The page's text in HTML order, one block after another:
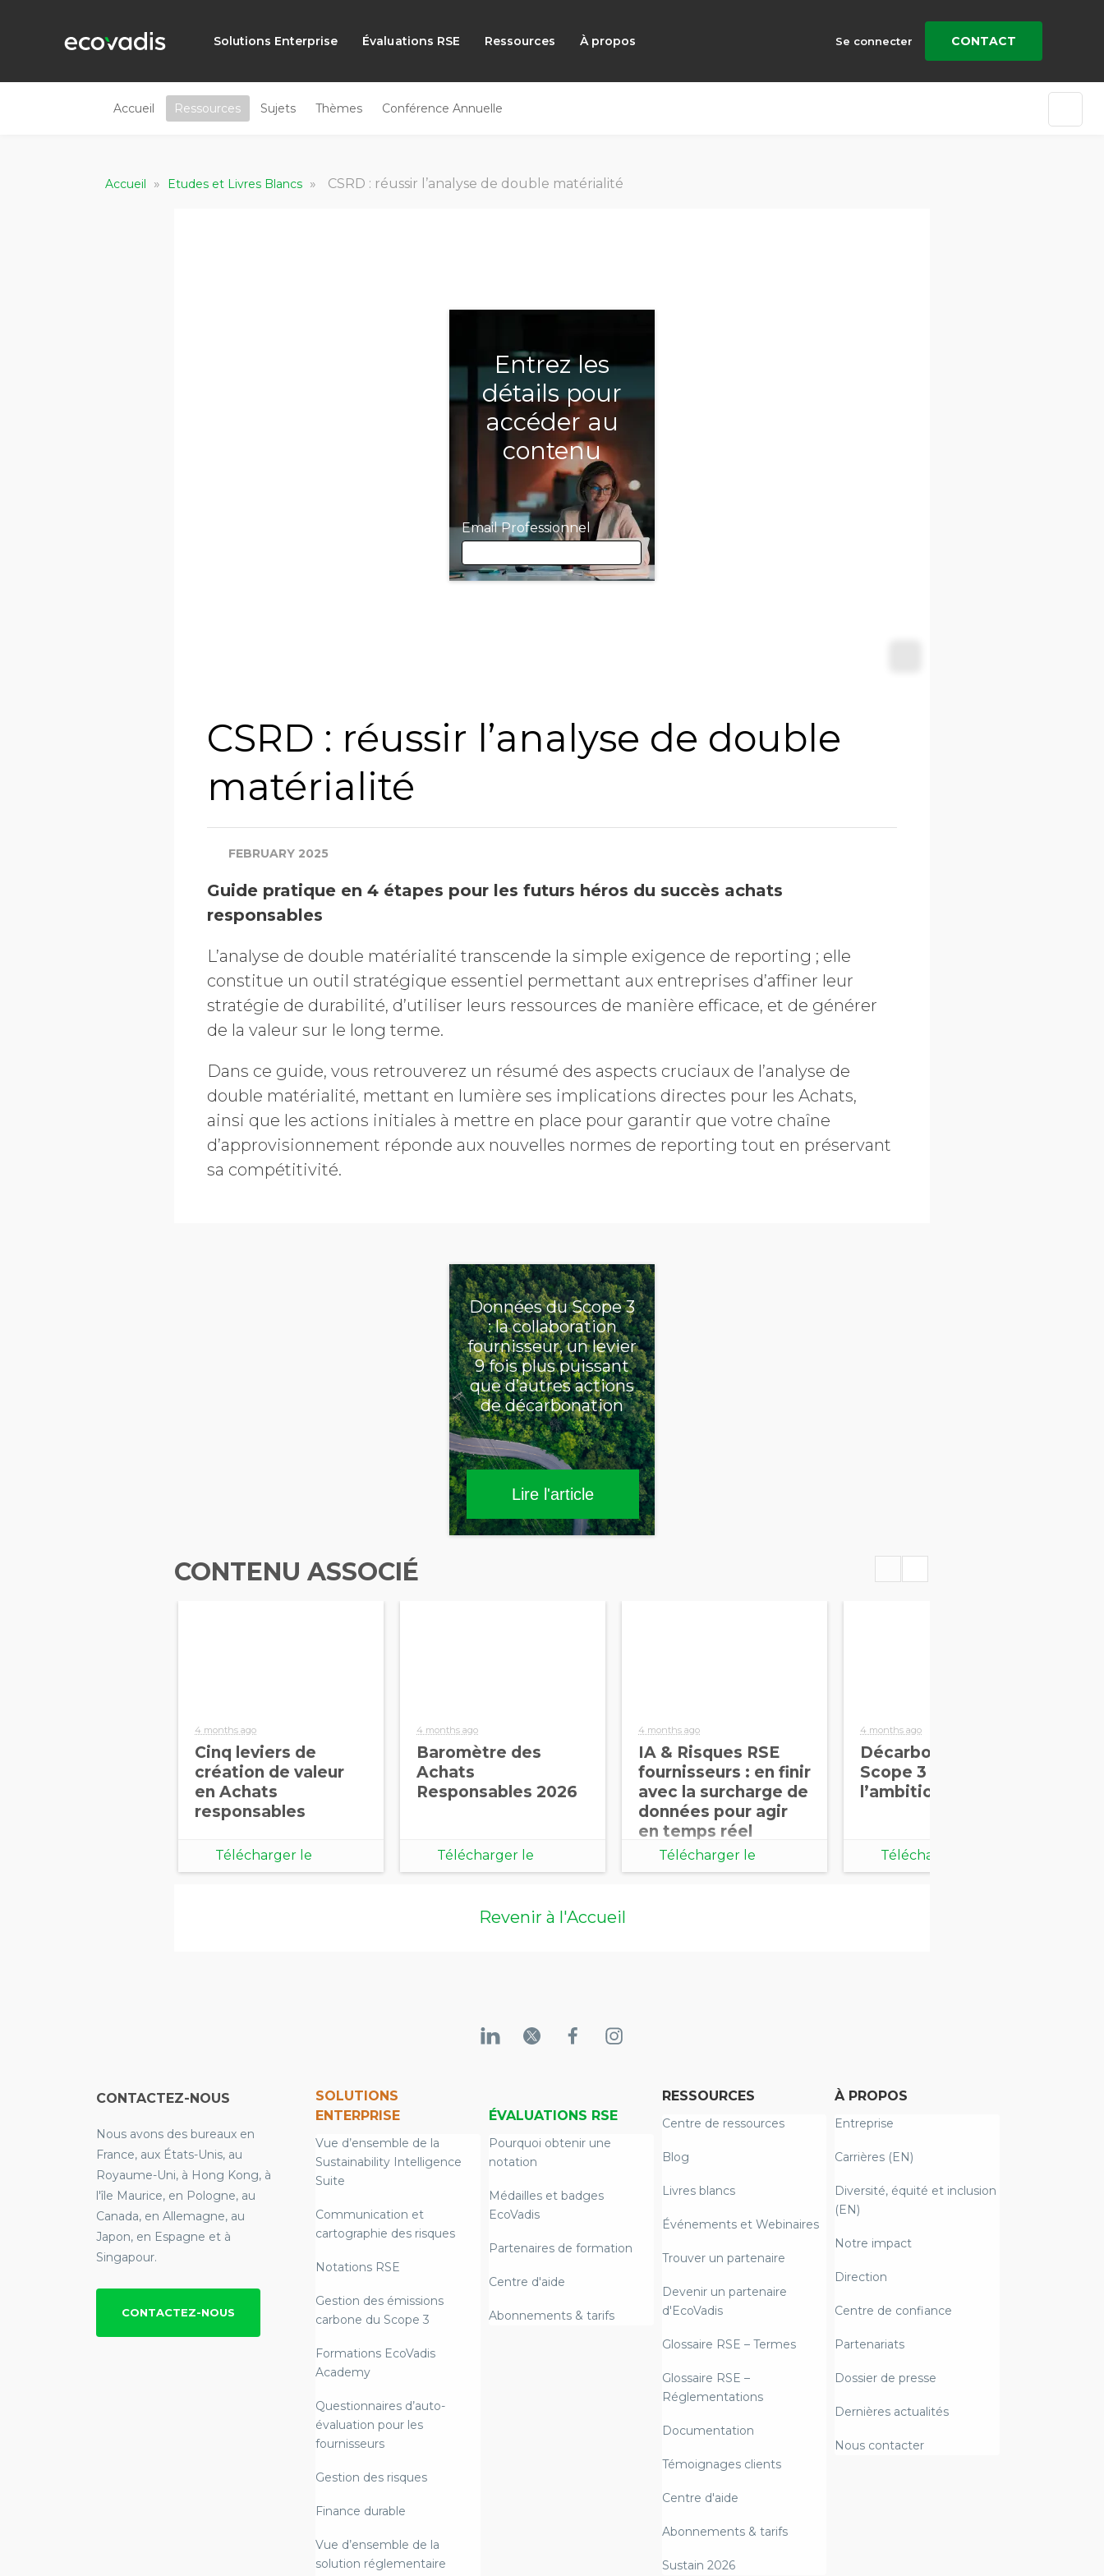
Solutions Enterprise Évaluations RSE Ressources À propos Se connecter CONTACT
Accueil Ressources Sujets Thèmes Conférence Annuelle
Accueil » Etudes et Livres Blancs » CSRD : réussir l’analyse de double matérialité
Entrez les
détails pour
accéder au
contenu
Email Professionnel
Chiffre d'affaires annuel
Profession
Refuser les
communications EcoVadis
CSRD : réussir l’analyse de double
matérialité
FEBRUARY 2025
Guide pratique en 4 étapes pour les futurs héros du succès achats
responsables
L’analyse de double matérialité transcende la simple exigence de reporting ; elle
constitue un outil stratégique essentiel permettant aux entreprises d’affiner leur
stratégie de durabilité, d’utiliser leurs ressources de manière efficace, et de générer
de la valeur sur le long terme.
Dans ce guide, vous retrouverez un résumé des aspects cruciaux de l’analyse de
double matérialité, mettant en lumière ses implications directes pour les Achats,
ainsi que les actions initiales à mettre en place pour garantir que votre chaîne
d’approvisionnement réponde aux nouvelles normes de reporting tout en préservant
sa compétitivité.
Données du Scope 3
: la collaboration
fournisseur, un levier
9 fois plus puissant
que d’autres actions
de décarbonation
Lire l'article
CONTENU ASSOCIÉ
4 months ago
Cinq leviers de
création de valeur
en Achats
responsables
Télécharger le
4 months ago
Baromètre des
Achats
Responsables 2026
Télécharger le
4 months ago
IA & Risques RSE
fournisseurs : en finir
avec la surcharge de
données pour agir
en temps réel
Télécharger le
4 months ago
Décarbonation &
Scope 3 : de
l’ambition à l’action
Télécharger le
Revenir à l'Accueil
CONTACTEZ-NOUS
Nous avons des bureaux en
France, aux États-Unis, au
Royaume-Uni, à Hong Kong, à
l'île Maurice, en Pologne, au
Canada, en Allemagne, au
Japon, en Espagne et à
Singapour.
CONTACTEZ-NOUS
SOLUTIONS
ENTERPRISE
Vue d’ensemble de la
Sustainability Intelligence
Suite
Communication et
cartographie des risques
Notations RSE
Gestion des émissions
carbone du Scope 3
Formations EcoVadis
Academy
Questionnaires d’auto-
évaluation pour les
fournisseurs
Gestion des risques
Finance durable
Vue d’ensemble de la
solution réglementaire
ÉVALUATIONS RSE
Pourquoi obtenir une
notation
Médailles et badges
EcoVadis
Partenaires de formation
Centre d'aide
Abonnements & tarifs
RESSOURCES
Centre de ressources
Blog
Livres blancs
Événements et Webinaires
Trouver un partenaire
Devenir un partenaire
d'EcoVadis
Glossaire RSE – Termes
Glossaire RSE –
Réglementations
Documentation
Témoignages clients
Centre d'aide
Abonnements & tarifs
Sustain 2026
À PROPOS
Entreprise
Carrières (EN)
Diversité, équité et inclusion
(EN)
Notre impact
Direction
Centre de confiance
Partenariats
Dossier de presse
Dernières actualités
Nous contacter